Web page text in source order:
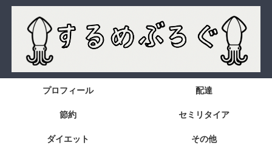
プロフィール 配達
節約 セミリタイア
ダイエット その他